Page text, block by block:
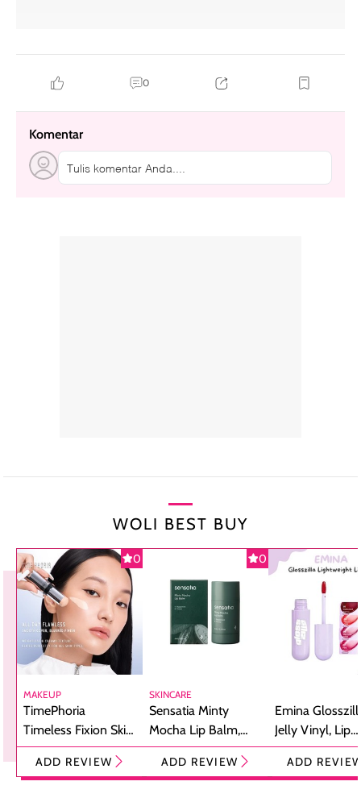
0
Komentar
Tulis komentar Anda....
WOLI BEST BUY
0
MAKEUP
TimePhoria
Timeless Fixion Skin
Tint Stick,
Foundation dan
ADD REVIEW
0
SKINCARE
Sensatia Minty
Mocha Lip Balm,
Pelembap Bibir
dengan Aroma
ADD REVIEW
Emina
Jelly Vinyl, Lip
Cream Glossy
Ringan
ADD